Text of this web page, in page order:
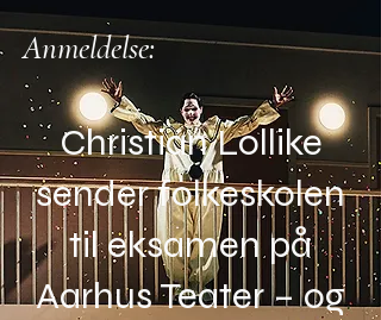
Anmeldelse:
Christian Lollike
sender folkeskolen
til eksamen på
Aarhus Teater – og